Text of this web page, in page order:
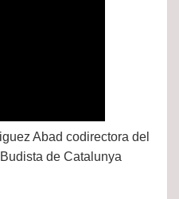
Abad codirectora del
de Catalunya